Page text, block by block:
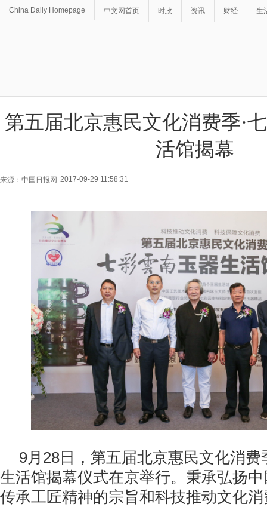
China Daily Homepage 中文网首页 时政 资讯 财经 生
第五届北京惠民文化消费季·
活馆揭幕
来源：中国日报网 2017-09-29 11:58:31
9月28日，第五届北京惠民文化消费
生活馆揭幕仪式在京举行。秉承弘扬
传承工匠精神的宗旨和科技推动文化